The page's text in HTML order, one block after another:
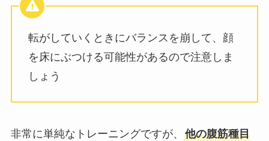
転がしていくときにバランスを崩して、顔
を床にぶつける可能性があるので注意しま
しょう
非常に単純なトレーニングですが、 他の腹筋種目